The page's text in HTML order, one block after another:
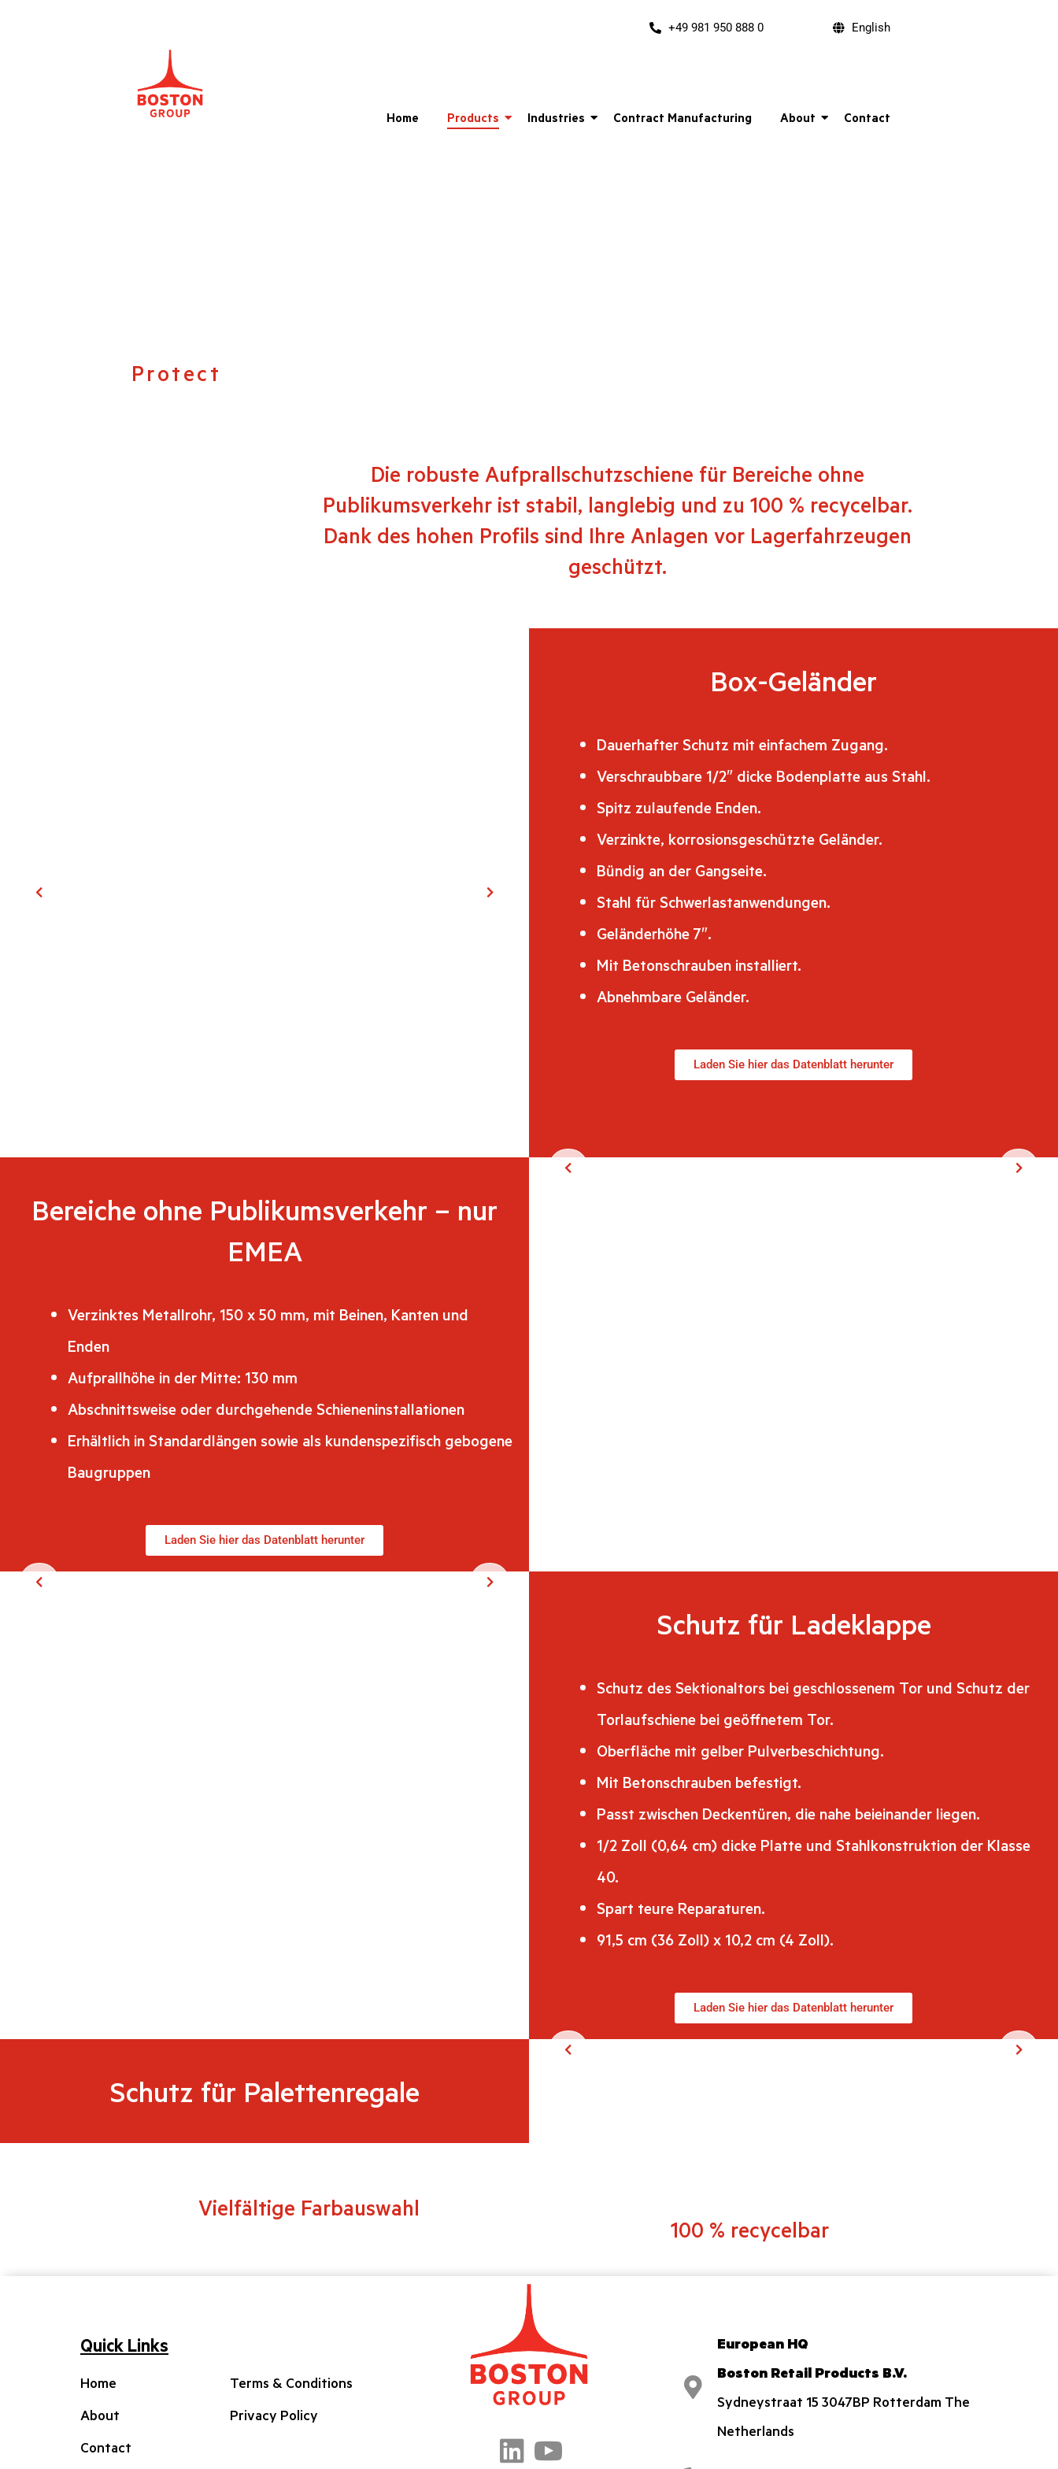
+49 981 950 888 0 English
Home Products Industries Contract Manufacturing About Contact
Protect
Die robuste Aufprallschutzschiene für Bereiche ohne
Publikumsverkehr ist stabil, langlebig und zu 100 % recycelbar.
Dank des hohen Profils sind Ihre Anlagen vor Lagerfahrzeugen
geschützt.
Box-Geländer
Dauerhafter Schutz mit einfachem Zugang.
Verschraubbare 1/2″ dicke Bodenplatte aus Stahl.
Spitz zulaufende Enden.
Verzinkte, korrosionsgeschützte Geländer.
Bündig an der Gangseite.
Stahl für Schwerlastanwendungen.
Geländerhöhe 7″.
Mit Betonschrauben installiert.
Abnehmbare Geländer.
Laden Sie hier das Datenblatt herunter
Bereiche ohne Publikumsverkehr – nur
EMEA
Verzinktes Metallrohr, 150 x 50 mm, mit Beinen, Kanten und
Enden
Aufprallhöhe in der Mitte: 130 mm
Abschnittsweise oder durchgehende Schieneninstallationen
Erhältlich in Standardlängen sowie als kundenspezifisch gebogene
Baugruppen
Laden Sie hier das Datenblatt herunter
Schutz für Ladeklappe
Schutz des Sektionaltors bei geschlossenem Tor und Schutz der
Torlaufschiene bei geöffnetem Tor.
Oberfläche mit gelber Pulverbeschichtung.
Mit Betonschrauben befestigt.
Passt zwischen Deckentüren, die nahe beieinander liegen.
1/2 Zoll (0,64 cm) dicke Platte und Stahlkonstruktion der Klasse
40.
Spart teure Reparaturen.
91,5 cm (36 Zoll) x 10,2 cm (4 Zoll).
Laden Sie hier das Datenblatt herunter
Schutz für Palettenregale
Vielfältige Farbauswahl
100 % recycelbar
Quick Links
Home
About
Contact
Terms & Conditions
Privacy Policy
European HQ
Boston Retail Products B.V.
Sydneystraat 15 3047BP Rotterdam The
Netherlands